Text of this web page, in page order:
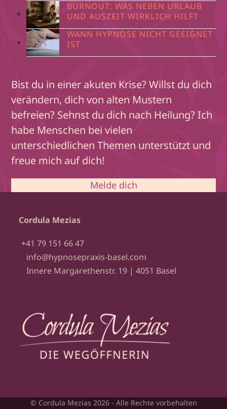
BURNOUT: WAS NEBEN URLAUB
UND AUSZEIT WIRKLICH HILFT
WANN HYPNOSE NICHT GEEIGNET
IST
Bist du in einer akuten Krise? Willst du dich
verändern, dich von alten Mustern
befreien? Sehnst du dich nach Heilung? Ich
habe Menschen bei vielen
unterschiedlichen Themen unterstützt und
freue mich auf dich!
Melde dich
Cordula Mezias
+41 79 151 66 47
info@hypnosepraxis-basel.com
Innere Margarethenstr. 19 | 4051 Basel
© Cordula Mezias 2026 - Alle Rechte vorbehalten